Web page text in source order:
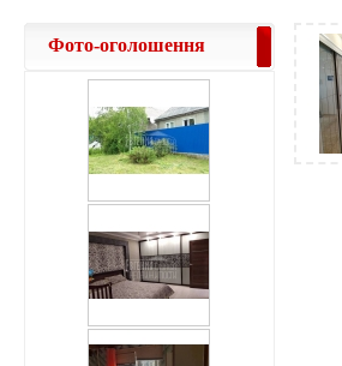
Фото-оголошення